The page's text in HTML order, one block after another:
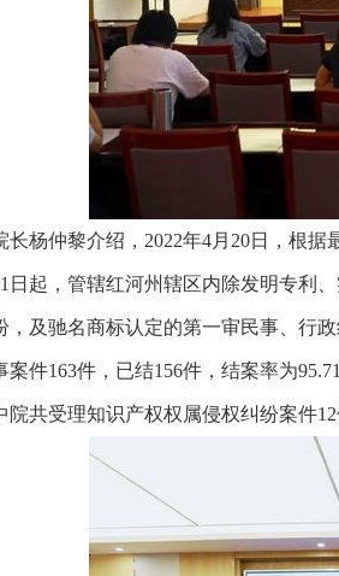
仲黎介绍，2022年4月20日，根据
日起，管辖红河州辖区内除发明专利
及驰名商标认定的第一审民事、行
件163件，已结156件，结案率为
共受理知识产权权属侵权纠纷案件